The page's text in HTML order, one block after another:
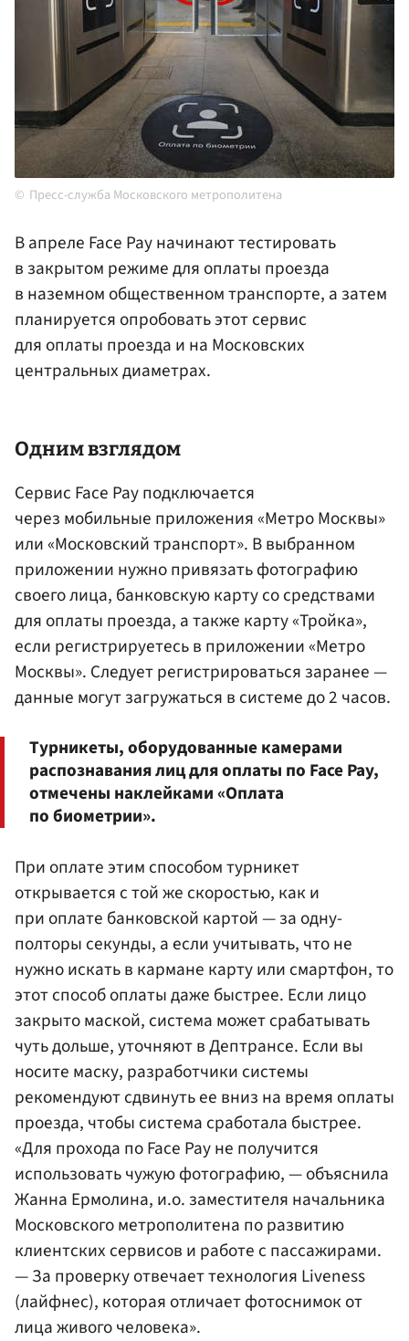
Пресс-служба Московского метрополитена
В апреле Face Pay начинают тестировать
в закрытом режиме для оплаты проезда
в наземном общественном транспорте, а затем
планируется опробовать этот сервис
для оплаты проезда и на Московских
центральных диаметрах.
Одним взглядом
Сервис Face Pay подключается
через мобильные приложения «Метро Москвы»‎
или «Московский транспорт». В выбранном
приложении нужно привязать фотографию
своего лица, банковскую карту со средствами
для оплаты проезда, а также карту «Тройка»‎,
если регистрируетесь в приложении «Метро
Москвы». Следует регистрироваться заранее —
данные могут загружаться в системе до 2 часов.
Турникеты, оборудованные камерами
распознавания лиц для оплаты по Face Pay,
отмечены наклейками «Оплата
по биометрии».
При оплате этим способом турникет
открывается с той же скоростью, как и
при оплате банковской картой — за одну-
полторы секунды, а если учитывать, что не
нужно искать в кармане карту или смартфон, то
этот способ оплаты даже быстрее. Если лицо
закрыто маской, система может срабатывать
чуть дольше, уточняют в Дептрансе. Если вы
носите маску, разработчики системы
рекомендуют сдвинуть ее вниз на время оплаты
проезда, чтобы система сработала быстрее.
«Для прохода по Face Pay не получится
использовать чужую фотографию, — объяснила
Жанна Ермолина, и.о. заместителя начальника
Московского метрополитена по развитию
клиентских сервисов и работе с пассажирами.
— За проверку отвечает технология Liveness
(лайфнес), которая отличает фотоснимок от
лица живого человека».